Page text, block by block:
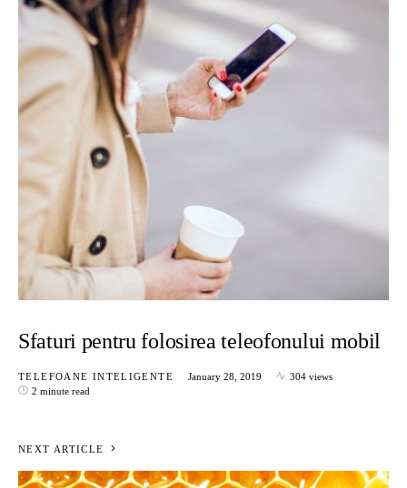
Sfaturi pentru folosirea teleofonului mobil
TELEFOANE INTELIGENTE January 28, 2019
304 views
2 minute read
NEXT ARTICLE